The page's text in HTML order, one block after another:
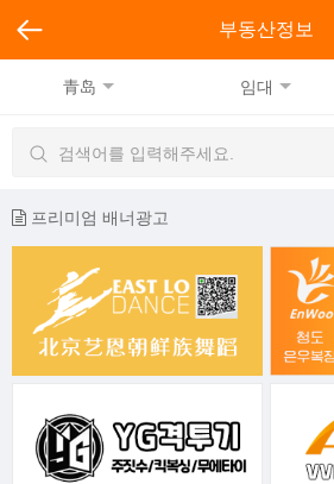
부동산정보
青岛 임대
프리미엄 배너광고